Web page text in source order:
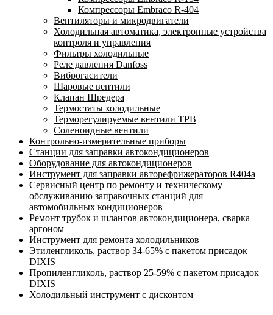
Компрессоры Embraco R-404
Вентиляторы и микродвигатели
Холодильная автоматика, электронные устройства
контроля и управления
Фильтры холодильные
Реле давления Danfoss
Виброгасители
Шаровые вентили
Клапан Шредера
Термостаты холодильные
Терморегулируемые вентили ТРВ
Соленоидные вентили
Контрольно-измерительные приборы
Станции для заправки автокондиционеров
Оборудование для автокондиционеров
Инструмент для заправки авторефрижераторов R404a
Сервисный центр по ремонту и техническому
обслуживанию заправочных станций для
автомобильных кондиционеров
Ремонт трубок и шлангов автокондиционера, сварка
аргоном
Инструмент для ремонта холодильников
Этиленгликоль, раствор 34-65% с пакетом присадок
DIXIS
Пропиленгликоль, раствор 25-59% с пакетом присадок
DIXIS
Холодильный инструмент с дисконтом